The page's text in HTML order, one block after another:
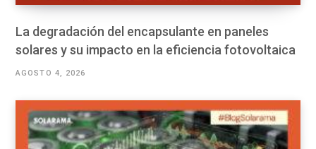
La degradación del encapsulante en paneles
solares y su impacto en la eficiencia fotovoltaica
AGOSTO 4, 2026